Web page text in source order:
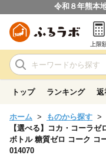
令和８年熊本
上限
トップ ランキング 返
ホーム ものから探す
【選べる】コカ・コーラ
ボトル 糖質ゼロ コーク コ
014070